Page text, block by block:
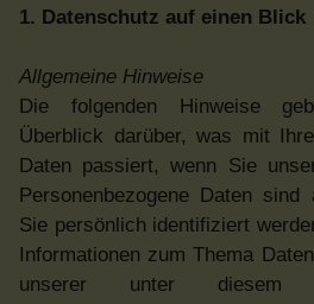
1. Datenschutz auf einen Blick
Allgemeine Hinweise
Die folgenden Hinweise
Überblick darüber, was mit
Daten passiert, wenn Sie
Personenbezogene Daten
Sie persönlich identifiziert
Informationen zum Thema
unserer unter diesem